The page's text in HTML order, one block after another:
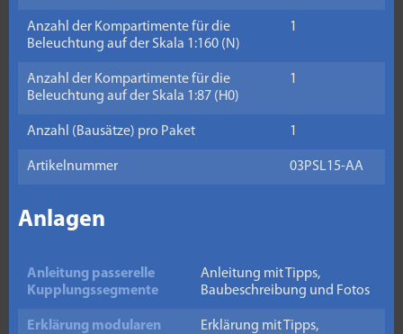
Anzahl der Kompartimente für die
Beleuchtung auf der Skala 1:160 (N)
1
Anzahl der Kompartimente für die
Beleuchtung auf der Skala 1:87 (H0)
1
Anzahl (Bausätze) pro Paket 1
Artikelnummer 03PSL15-AA
Anlagen
Anleitung passerelle
Kupplungssegmente
Anleitung mit Tipps,
Baubeschreibung und Fotos
Erklärung modularen
Erklärung mit Tipps,